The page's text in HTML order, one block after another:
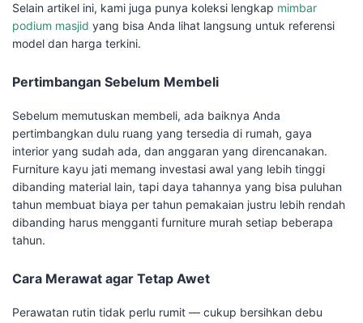
Selain artikel ini, kami juga punya koleksi lengkap mimbar
podium masjid yang bisa Anda lihat langsung untuk referensi
model dan harga terkini.
Pertimbangan Sebelum Membeli
Sebelum memutuskan membeli, ada baiknya Anda
pertimbangkan dulu ruang yang tersedia di rumah, gaya
interior yang sudah ada, dan anggaran yang direncanakan.
Furniture kayu jati memang investasi awal yang lebih tinggi
dibanding material lain, tapi daya tahannya yang bisa puluhan
tahun membuat biaya per tahun pemakaian justru lebih rendah
dibanding harus mengganti furniture murah setiap beberapa
tahun.
Cara Merawat agar Tetap Awet
Perawatan rutin tidak perlu rumit — cukup bersihkan debu